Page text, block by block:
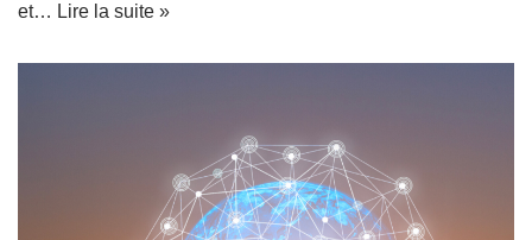
et… Lire la suite »